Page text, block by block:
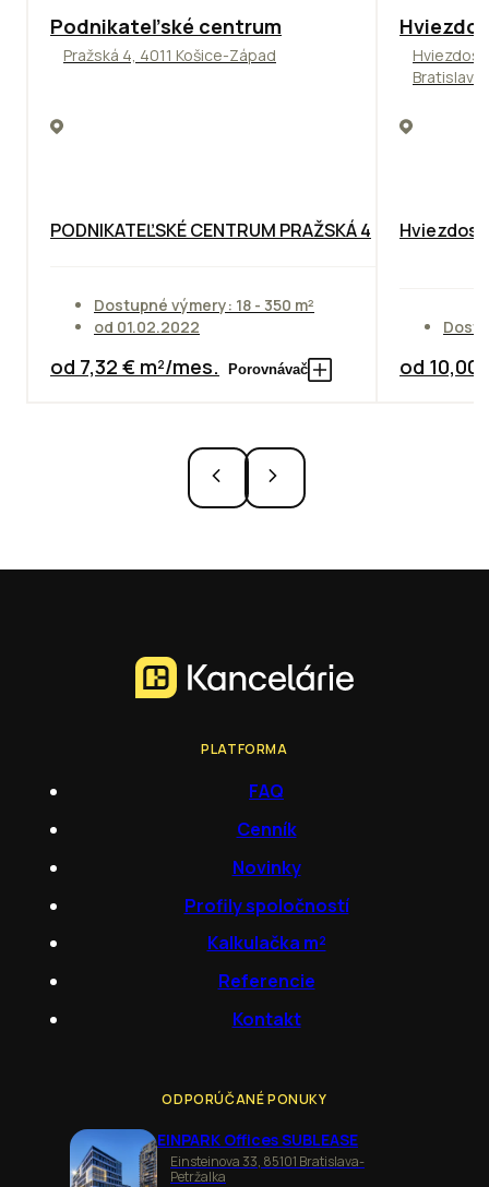
ODPORÚČAME
Podnikateľské centrum
Pražská 4, 4011 Košice-Západ
PODNIKATEĽSKÉ CENTRUM PRAŽSKÁ 4
Dostupné výmery: 18 - 350 m²
od 01.02.2022
od 7,32 € m²/mes. Porovnávač od 10,00
PLATFORMA
FAQ
Cenník
Novinky
Profily spoločností
Kalkulačka m²
Referencie
Kontakt
ODPORÚČANÉ PONUKY
EINPARK Offices SUBLEASE
Einsteinova 33, 85101 Bratislava-
Petržalka